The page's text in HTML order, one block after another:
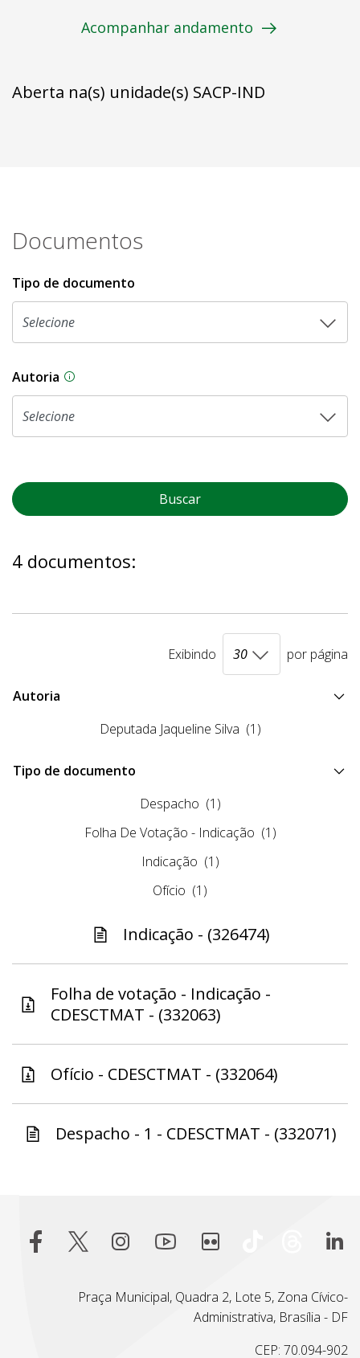
Acompanhar andamento
Aberta na(s) unidade(s) SACP-IND
Documentos
Tipo de documento
Autoria As proposições legislativas na CLDF podem
Buscar
4 documentos:
Exibindo por página
Autoria
Deputada Jaqueline Silva (1)
Tipo de documento
Despacho (1)
Folha De Votação - Indicação (1)
Indicação (1)
Ofício (1)
Indicação - (326474)
Folha de votação - Indicação -
CDESCTMAT - (332063)
Ofício - CDESCTMAT - (332064)
Despacho - 1 - CDESCTMAT - (332071)
Praça Municipal, Quadra 2, Lote 5, Zona Cívico-
Administrativa, Brasília - DF
CEP: 70.094-902